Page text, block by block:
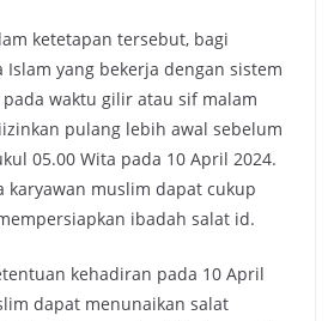
ketetapan tersebut, bagi
Islam yang bekerja dengan sistem
waktu gilir atau sif malam
pulang lebih awal sebelum
05.00 Wita pada 10 April 2024.
karyawan muslim dapat cukup
ibadah salat id.
kehadiran pada 10 April
dapat menunaikan salat